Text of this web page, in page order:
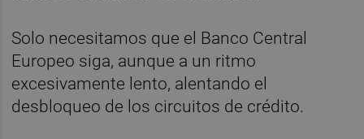
Solo necesitamos que el Banco Central
Europeo siga, aunque a un ritmo
excesivamente lento, alentando el
desbloqueo de los circuitos de crédito.